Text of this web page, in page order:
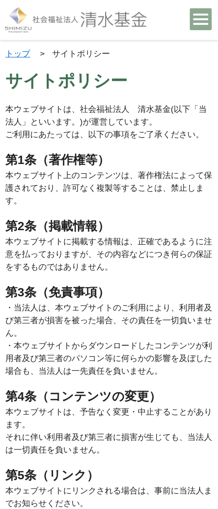
トップ > サイトポリシー
サイトポリシー
本ウェブサイトは、社会福祉法人 清水基金(以下「当
法人」といいます。)が運営しています。
ご利用にあたっては、以下の事項をご了承ください。
第1条（著作権等）
本ウェブサイト上のコンテンツは、著作権法によって保
護されており、許可なく複製等することは、禁止しま
す。
第2条（掲載情報）
本ウェブサイトに掲載する情報は、正確であるように注
意を払っておりますが、その内容などにつき何らの保証
をするものではありません。
第3条（免責事項）
・当法人は、本ウェブサイトのご利用により、利用者及
び第三者が損害を被った場合、その責任を一切負いませ
ん。
・本ウェブサイトからダウンロードしたコンテンツが利
用者及び第三者のパソコン等に何らかの影響を及ぼした
場合も、当法人は一先責任を負いません。
第4条（コンテンツの変更）
本ウェブサイトは、予告なく変更・中止することがあり
ます。
それに伴い利用者及び第三者に損害が生じても、当法人
は一切責任を負いません。
第5条（リンク）
本ウェブサイトにリンクされる場合は、事前に当法人ま
でお知らせください。